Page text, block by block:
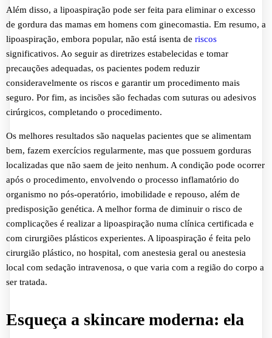
Além disso, a lipoaspiração pode ser feita para eliminar o excesso
de gordura das mamas em homens com ginecomastia. Em resumo, a
lipoaspiração, embora popular, não está isenta de riscos
significativos. Ao seguir as diretrizes estabelecidas e tomar
precauções adequadas, os pacientes podem reduzir
consideravelmente os riscos e garantir um procedimento mais
seguro. Por fim, as incisões são fechadas com suturas ou adesivos
cirúrgicos, completando o procedimento.
Os melhores resultados são naquelas pacientes que se alimentam
bem, fazem exercícios regularmente, mas que possuem gorduras
localizadas que não saem de jeito nenhum. A condição pode ocorrer
após o procedimento, envolvendo o processo inflamatório do
organismo no pós-operatório, imobilidade e repouso, além de
predisposição genética. A melhor forma de diminuir o risco de
complicações é realizar a lipoaspiração numa clínica certificada e
com cirurgiões plásticos experientes. A lipoaspiração é feita pelo
cirurgião plástico, no hospital, com anestesia geral ou anestesia
local com sedação intravenosa, o que varia com a região do corpo a
ser tratada.
Esqueça a skincare moderna: ela